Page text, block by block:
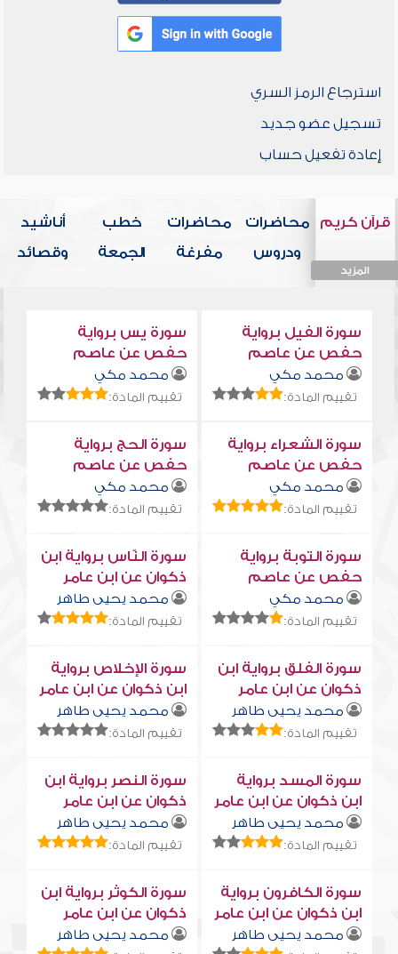
استرجاع الرمز السري
تسجيل عضو جديد
إعادة تفعيل حساب
قرآن كريم
المزيد
محاضرات
ودروس
محاضرات
مفرغة
خطب
الجمعة
أناشيد
وقصائد
سورة الفيل برواية
حفص عن عاصم
محمد مكي
تقييم المادة:
سورة يس برواية
حفص عن عاصم
محمد مكي
تقييم المادة:
سورة الشعراء برواية
حفص عن عاصم
محمد مكي
تقييم المادة:
سورة الحج برواية
حفص عن عاصم
محمد مكي
تقييم المادة:
سورة التوبة برواية
حفص عن عاصم
محمد مكي
تقييم المادة:
سورة النّاس برواية ابن
ذكوان عن ابن عامر
محمد يحيى طاهر
تقييم المادة:
سورة الفلق برواية ابن
ذكوان عن ابن عامر
محمد يحيى طاهر
تقييم المادة:
سورة الإخلاص برواية
ابن ذكوان عن ابن عامر
محمد يحيى طاهر
تقييم المادة:
سورة المسد برواية
ابن ذكوان عن ابن عامر
محمد يحيى طاهر
تقييم المادة:
سورة النصر برواية ابن
ذكوان عن ابن عامر
محمد يحيى طاهر
تقييم المادة:
سورة الكافرون برواية
ابن ذكوان عن ابن عامر
محمد يحيى طاهر
سورة الكوثر برواية ابن
ذكوان عن ابن عامر
محمد يحيى طاهر